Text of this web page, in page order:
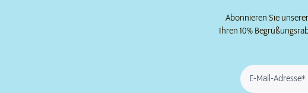
Abonnieren Sie
Ihren 10%
E-Mail-Adresse*